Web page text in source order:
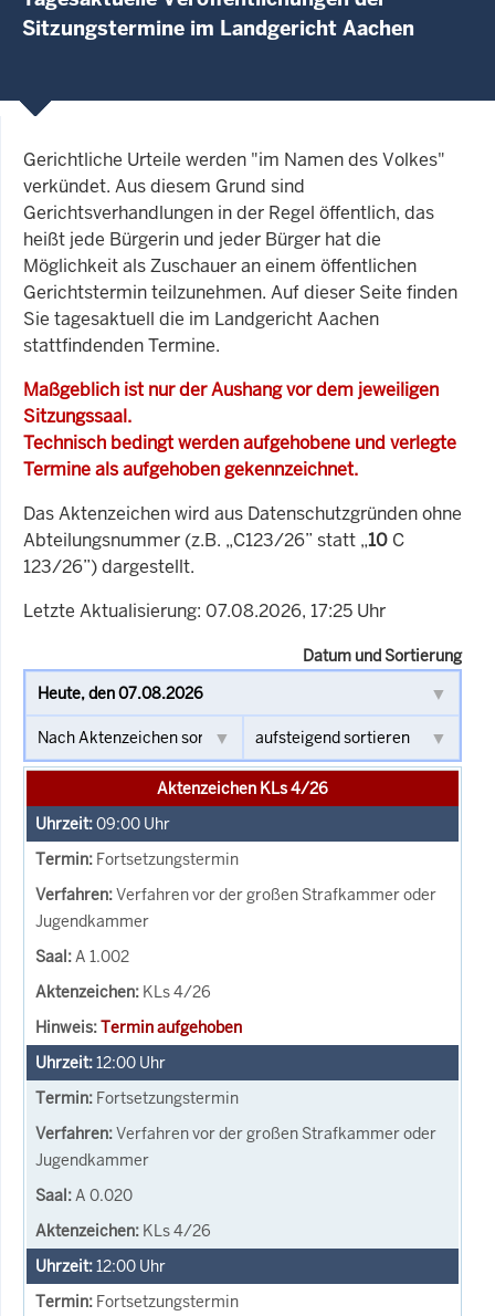
Sitzungstermine im Landgericht Aachen
Gerichtliche Urteile werden "im Namen des Volkes"
verkündet. Aus diesem Grund sind
Gerichtsverhandlungen in der Regel öffentlich, das
heißt jede Bürgerin und jeder Bürger hat die
Möglichkeit als Zuschauer an einem öffentlichen
Gerichtstermin teilzunehmen. Auf dieser Seite finden
Sie tagesaktuell die im Landgericht Aachen
stattfindenden Termine.
Maßgeblich ist nur der Aushang vor dem jeweiligen
Sitzungssaal.
Technisch bedingt werden aufgehobene und verlegte
Termine als aufgehoben gekennzeichnet.
Das Aktenzeichen wird aus Datenschutzgründen ohne
Abteilungsnummer (z.B. „C123/26” statt „10 C
123/26”) dargestellt.
Letzte Aktualisierung: 07.08.2026, 17:25 Uhr
Datum und Sortierung
Aktenzeichen KLs 4/26
09:00 Uhr
Fortsetzungstermin
Verfahren vor der großen Strafkammer oder
Jugendkammer
A 1.002
KLs 4/26
Termin aufgehoben
12:00 Uhr
Fortsetzungstermin
Verfahren vor der großen Strafkammer oder
Jugendkammer
A 0.020
KLs 4/26
12:00 Uhr
Fortsetzungstermin